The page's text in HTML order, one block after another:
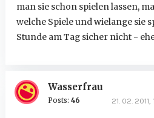
man sie schon spielen lassen,
welche Spiele und wielange sie
Stunde am Tag sicher nicht -
Wasserfrau
Posts: 46 21. 02. 2011,